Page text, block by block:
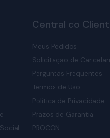
Central do
Meus Pedidos
Solicitação de
Perguntas Frequentes
Termos de Uso
Política de Privacidade
Prazos de Garantia
PROCON